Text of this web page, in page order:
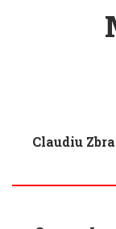
Claudiu